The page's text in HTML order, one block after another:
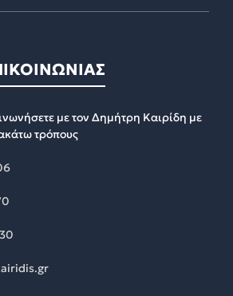
με τον Δημήτρη Καιρίδη με
τρόπους